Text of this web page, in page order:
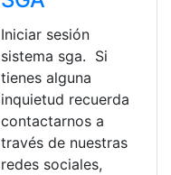
Iniciar sesión
sistema sga. Si
tienes alguna
inquietud recuerda
contactarnos a
través de nuestras
redes sociales,